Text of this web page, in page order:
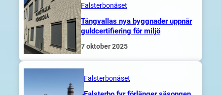
Falsterbonäset
Tångvallas nya byggnader uppnår
guldcertifiering för miljö
7 oktober 2025
Falsterbonäset